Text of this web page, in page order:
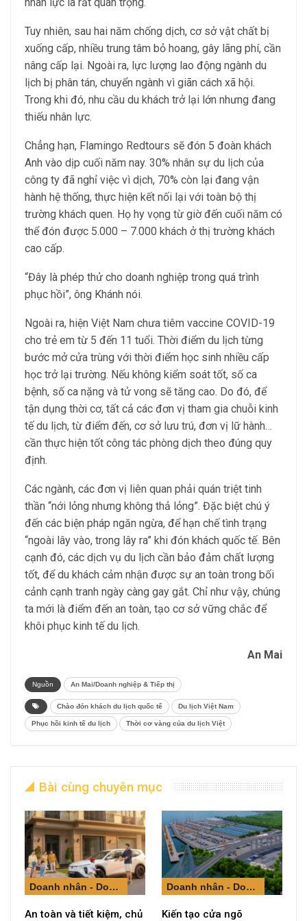
Tuy nhiên, sau hai năm chống dịch, cơ sở vật chất bị
xuống cấp, nhiều trung tâm bỏ hoang, gây lãng phí, cần
nâng cấp lại. Ngoài ra, lực lượng lao động ngành du
lịch bị phân tán, chuyển ngành vì giãn cách xã hội.
Trong khi đó, nhu cầu du khách trở lại lớn nhưng đang
thiếu nhân lực.
Chẳng hạn, Flamingo Redtours sẽ đón 5 đoàn khách
Anh vào dịp cuối năm nay. 30% nhân sự du lịch của
công ty đã nghỉ việc vì dịch, 70% còn lại đang vận
hành hệ thống, thực hiện kết nối lại với toàn bộ thị
trường khách quen. Họ hy vọng từ giờ đến cuối năm có
thể đón được 5.000 – 7.000 khách ở thị trường khách
cao cấp.
“Đây là phép thử cho doanh nghiệp trong quá trình
phục hồi”, ông Khánh nói.
Ngoài ra, hiện Việt Nam chưa tiêm vaccine COVID-19
cho trẻ em từ 5 đến 11 tuổi. Thời điểm du lịch từng
bước mở cửa trùng với thời điểm học sinh nhiều cấp
học trở lại trường. Nếu không kiểm soát tốt, số ca
bệnh, số ca nặng và tử vong sẽ tăng cao. Do đó, để
tận dụng thời cơ, tất cả các đơn vị tham gia chuỗi kinh
tế du lịch, từ điểm đến, cơ sở lưu trú, đơn vị lữ hành…
cần thực hiện tốt công tác phòng dịch theo đúng quy
định.
Các ngành, các đơn vị liên quan phải quán triệt tinh
thần “nới lỏng nhưng không thả lỏng”. Đặc biệt chú ý
đến các biện pháp ngăn ngừa, để hạn chế tình trạng
“ngoài lây vào, trong lây ra” khi đón khách quốc tế. Bên
cạnh đó, các dịch vụ du lịch cần bảo đảm chất lượng
tốt, để du khách cảm nhận được sự an toàn trong bối
cảnh cạnh tranh ngày càng gay gắt. Chỉ như vậy, chúng
ta mới là điểm đến an toàn, tạo cơ sở vững chắc để
khôi phục kinh tế du lịch.
An Mai
Nguồn An Mai/Doanh nghiệp & Tiếp thị
Chào đón khách du lịch quốc tế Du lịch Việt Nam
Phục hồi kinh tế du lịch Thời cơ vàng của du lịch Việt
Bài cùng chuyên mục
Doanh nhân - Doanh nghiệp
An toàn và tiết kiệm, chủ
Doanh nhân - Doanh nghiệp
Kiến tạo cửa ngõ